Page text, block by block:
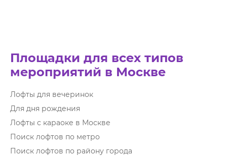
Площадки для всех типов
мероприятий в Москве
Лофты для вечеринок
Для дня рождения
Лофты с караоке в Москве
Поиск лофтов по метро
Поиск лофтов по району города